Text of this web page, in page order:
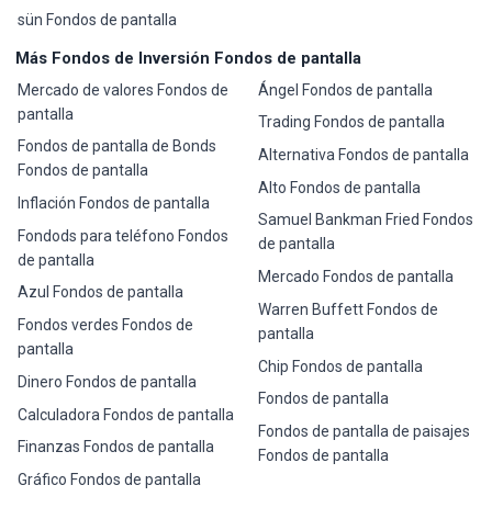
sün Fondos de pantalla
Más Fondos de Inversión Fondos de pantalla
Mercado de valores Fondos de
pantalla
Fondos de pantalla de Bonds
Fondos de pantalla
Inflación Fondos de pantalla
Fondods para teléfono Fondos
de pantalla
Azul Fondos de pantalla
Fondos verdes Fondos de
pantalla
Dinero Fondos de pantalla
Calculadora Fondos de pantalla
Finanzas Fondos de pantalla
Gráfico Fondos de pantalla
Ángel Fondos de pantalla
Trading Fondos de pantalla
Alternativa Fondos de pantalla
Alto Fondos de pantalla
Samuel Bankman Fried Fondos
de pantalla
Mercado Fondos de pantalla
Warren Buffett Fondos de
pantalla
Chip Fondos de pantalla
Fondos de pantalla
Fondos de pantalla de paisajes
Fondos de pantalla